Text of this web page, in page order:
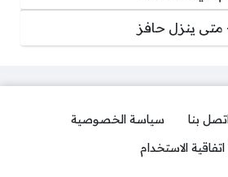
ينزل حافز
بنا
سياسة الخصوصية
اتفاقية الاستخدام